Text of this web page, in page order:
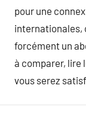
pour une
internationales,
forcément un
à comparer, lire
vous serez